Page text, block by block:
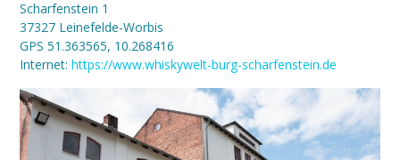
Scharfenstein 1
37327 Leinefelde-Worbis
GPS 51.363565, 10.268416
Internet:https://www.whiskywelt-burg-scharfenstein.de